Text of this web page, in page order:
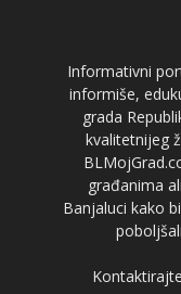
Informativni
informiše,
grada
kvalitetnijeg
građanima
Banjaluci kako